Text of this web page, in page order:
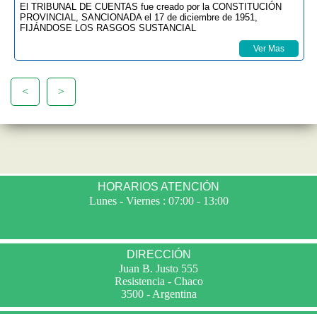
El TRIBUNAL DE CUENTAS fue creado por la CONSTITUCIÓN
PROVINCIAL, SANCIONADA el 17 de diciembre de 1951,
FIJÁNDOSE LOS RASGOS SUSTANCIAL
Ver Mas
< >
HORARIOS ATENCIÓN
Lunes - Viernes : 07:00 - 13:00
DIRECCIÓN
Juan B. Justo 555
Resistencia - Chaco
3500 - Argentina